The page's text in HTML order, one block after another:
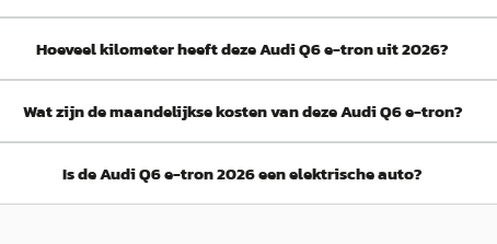
Hoeveel kilometer heeft deze Audi Q6 e-tron uit 2026?
Wat zijn de maandelijkse kosten van deze Audi Q6 e-tron?
Is de Audi Q6 e-tron 2026 een elektrische auto?